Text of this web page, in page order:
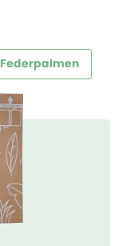
Federpalmen